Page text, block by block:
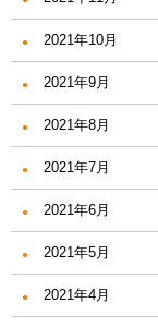
2021年10月
2021年9月
2021年8月
2021年7月
2021年6月
2021年5月
2021年4月